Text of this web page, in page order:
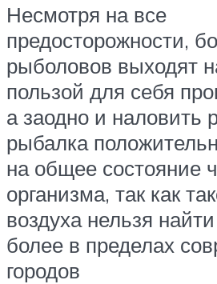
Несмотря на все
предосторожности,
рыболовов выходят
пользой для себя
а заодно и
рыбалка
на общее состояние
организма, так как
воздуха нельзя
более в пределах
городов